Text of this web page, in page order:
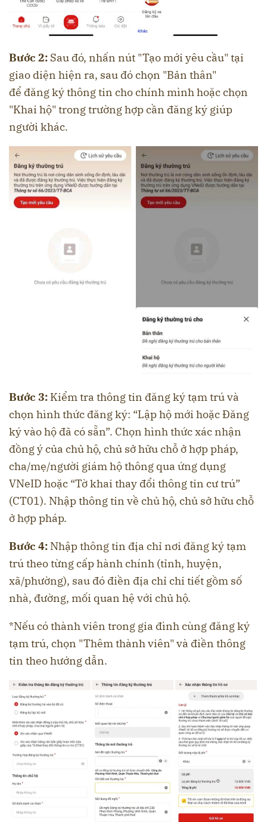
Bước 2: Sau đó, nhấn nút "Tạo mới yêu cầu" tại
giao diện hiện ra, sau đó chọn "Bản thân"
để đăng ký thông tin cho chính mình hoặc chọn
"Khai hộ" trong trường hợp cần đăng ký giúp
người khác.
Bước 3: Kiểm tra thông tin đăng ký tạm trú và
chọn hình thức đăng ký: “Lập hộ mới hoặc Đăng
ký vào hộ đã có sẵn”. Chọn hình thức xác nhận
đồng ý của chủ hộ, chủ sở hữu chỗ ở hợp pháp,
cha/mẹ/người giám hộ thông qua ứng dụng
VNeID hoặc “Tờ khai thay đổi thông tin cư trú”
(CT01). Nhập thông tin về chủ hộ, chủ sở hữu chỗ
ở hợp pháp.
Bước 4: Nhập thông tin địa chỉ nơi đăng ký tạm
trú theo từng cấp hành chính (tỉnh, huyện,
xã/phường), sau đó điền địa chỉ chi tiết gồm số
nhà, đường, mối quan hệ với chủ hộ.
*Nếu có thành viên trong gia đình cùng đăng ký
tạm trú, chọn "Thêm thành viên" và điền thông
tin theo hướng dẫn.